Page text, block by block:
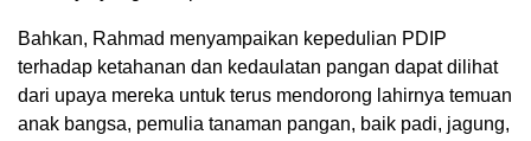
Bahkan, Rahmad menyampaikan kepedulian PDIP
terhadap ketahanan dan kedaulatan pangan dapat dilihat
dari upaya mereka untuk terus mendorong lahirnya temuan
anak bangsa, pemulia tanaman pangan, baik padi, jagung,